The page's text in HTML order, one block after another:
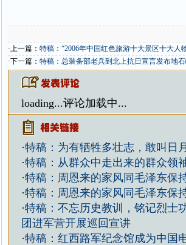
·上一篇： 特稿：“2006年中国红色旅游十大景区十大人
·下一篇： 特稿：总装备部老兵到北上抗日宣言发布地石
loading...评论加载中...
·特稿：为有牺牲多壮志，敢叫
·特稿：从群众中走出来的群众
·特稿：周恩来的家风同毛泽东保
·特稿：周恩来的家风同毛泽东保
·特稿：不忘历史教训，铭记烈
团进军营开展巡回宣讲
·特稿：红西路军纪念馆成为中国